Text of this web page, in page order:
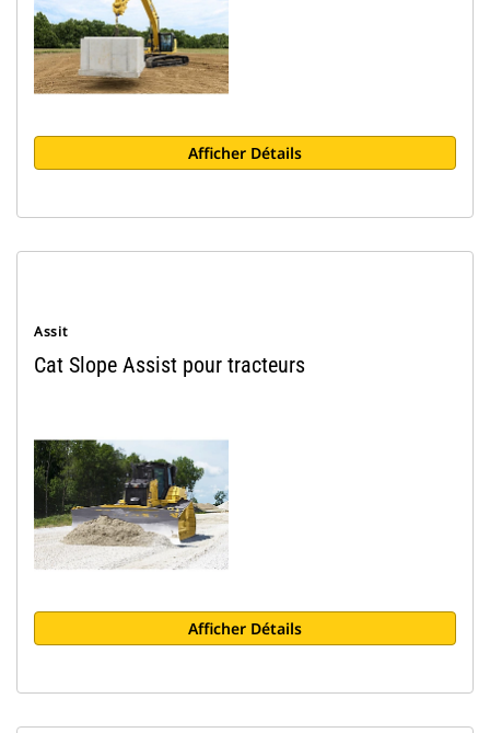
Afficher Détails
Assit
Cat Slope Assist pour tracteurs
Afficher Détails